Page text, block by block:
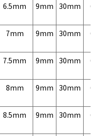
6.5mm 9mm 30mm
7mm 9mm 30mm
7.5mm 9mm 30mm
8mm 9mm 30mm
8.5mm 9mm 30mm